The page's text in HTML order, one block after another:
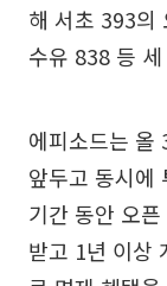
해 서초 393의
수유 838 등
에피소드는 올
앞두고 동시에
기간 동안 오
받고 1년 이상